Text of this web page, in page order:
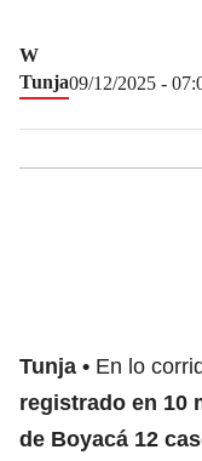
W
Tunja09/12/2025 -
Tunja En lo
registrado en 10
de Boyacá 12